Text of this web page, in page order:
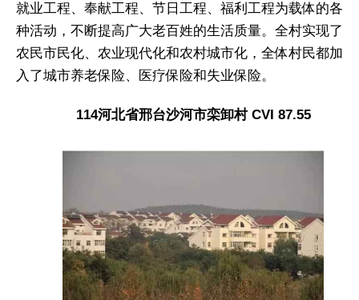
就业工程、奉献工程、节日工程、福利工程为载体的各
种活动，不断提高广大老百姓的生活质量。全村实现了
农民市民化、农业现代化和农村城市化，全体村民都加
入了城市养老保险、医疗保险和失业保险。
114河北省邢台沙河市栾卸村 CVI 87.55